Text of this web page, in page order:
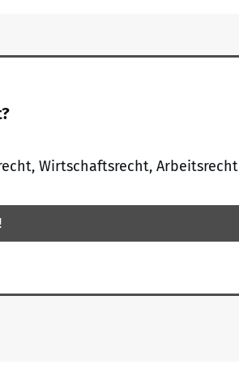
Wirtschaftsrecht, Arbeitsrecht